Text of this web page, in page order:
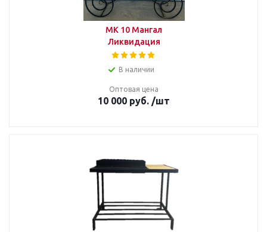
МК 10 Мангал
Ликвидация
В наличии
Оптовая цена
10 000 руб. /шт